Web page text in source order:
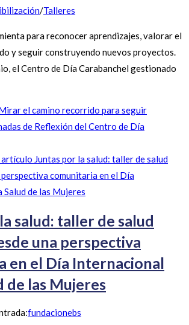
/Talleres
para reconocer aprendizajes, valorar el
y seguir construyendo nuevos proyectos.
el Centro de Día Carabanchel gestionado
el camino recorrido para seguir
de Reflexión del Centro de Día
salud: taller de salud
una perspectiva
en el Día Internacional
de las Mujeres
fundacionebs